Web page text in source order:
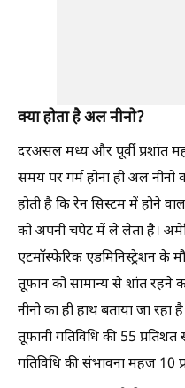
क्या होता है अल नीनो?
दरअसल मध्य और पूर्वी प्रशांत
समय पर गर्म होना ही अल नीनो
होती है कि रेन सिस्टम में होने
को अपनी चपेट में ले लेता है।
एटमॉस्फेरिक एडमिनिस्ट्रेशन के
तूफान को सामान्य से शांत रहने
नीनो का ही हाथ बताया जा रहा
तूफानी गतिविधि की 55
गतिविधि की संभावना महज 10